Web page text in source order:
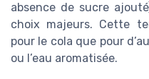
absence de sucre
choix majeurs. Cette
pour le cola que pour
ou l’eau aromatisée.